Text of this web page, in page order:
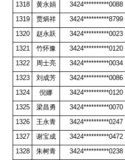
1318
黄永娟 3424**********0088
1319
贾炳祥 3424**********8799
1320
赵永跃 3424**********0023
1321
竹怀豫 3424**********0120
1322
周士亮 3424**********0034
1323
刘成芳 3424**********0086
1324
倪娜 3424**********0120
1325
梁昌勇 3424**********0070
1326
王永青 3424**********0247
1327
谢宝成 3424**********0472
1328
朱树青 3424**********0238